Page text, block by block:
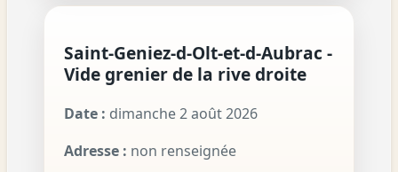
Saint-Geniez-d-Olt-et-d-Aubrac -
Vide grenier de la rive droite
Date : dimanche 2 août 2026
Adresse : non renseignée